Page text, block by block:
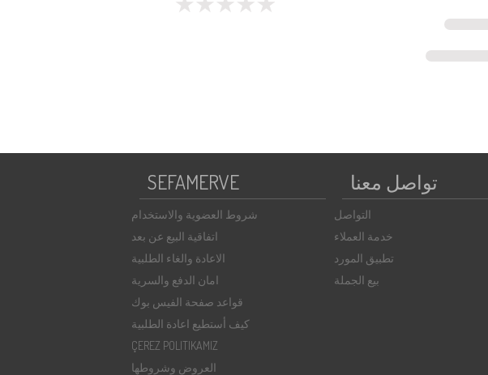
SEFAMERVE
شروط العضوية والاستخدام
اتفاقية البيع عن بعد
الاعادة والغاء الطلبية
امان الدفع والسرية
قواعد صفحة الفيس بوك
كيف أستطيع اعادة الطلبية
ÇEREZ POLITIKAMIZ
العروض وشروطها
تواصل معنا
التواصل
خدمة العملاء
تطبيق المورد
بيع الجملة